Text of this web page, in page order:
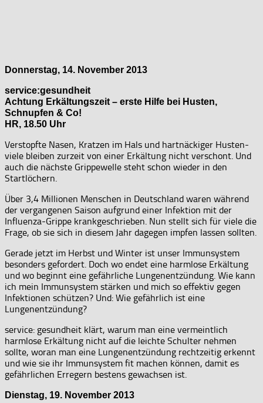
Donnerstag, 14. November 2013
service:gesundheit
Achtung Erkältungszeit – erste Hilfe bei Husten,
Schnupfen & Co!
HR, 18.50 Uhr
Verstopfte Nasen, Kratzen im Hals und hartnäckiger Husten-
viele bleiben zurzeit von einer Erkältung nicht verschont. Und
auch die nächste Grippewelle steht schon wieder in den
Startlöchern.
Über 3,4 Millionen Menschen in Deutschland waren während
der vergangenen Saison aufgrund einer Infektion mit der
Influenza-Grippe krankgeschrieben. Nun stellt sich für viele die
Frage, ob sie sich in diesem Jahr dagegen impfen lassen sollten.
Gerade jetzt im Herbst und Winter ist unser Immunsystem
besonders gefordert. Doch wo endet eine harmlose Erkältung
und wo beginnt eine gefährliche Lungenentzündung. Wie kann
ich mein Immunsystem stärken und mich so effektiv gegen
Infektionen schützen? Und: Wie gefährlich ist eine
Lungenentzündung?
service: gesundheit klärt, warum man eine vermeintlich
harmlose Erkältung nicht auf die leichte Schulter nehmen
sollte, woran man eine Lungenentzündung rechtzeitig erkennt
und wie sie ihr Immunsystem fit machen können, damit es
gefährlichen Erregern bestens gewachsen ist.
Dienstag, 19. November 2013